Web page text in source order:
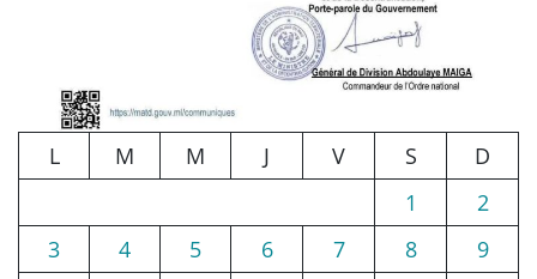
L M M J V S
D
1
2
3
4 5 6 7 8
9